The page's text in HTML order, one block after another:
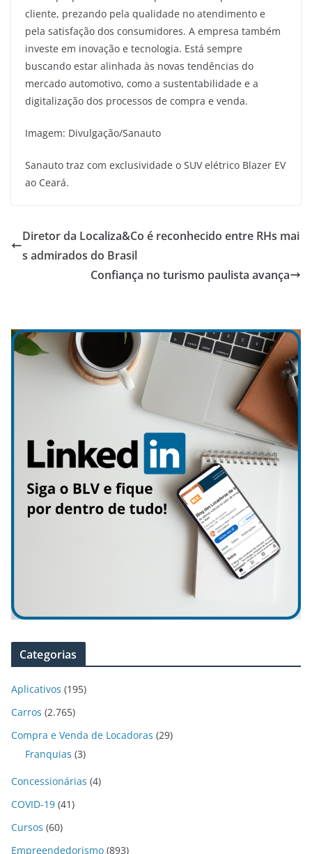
cliente, prezando pela qualidade no atendimento e
pela satisfação dos consumidores. A empresa também
investe em inovação e tecnologia. Está sempre
buscando estar alinhada às novas tendências do
mercado automotivo, como a sustentabilidade e a
digitalização dos processos de compra e venda.
Imagem: Divulgação/Sanauto
Sanauto traz com exclusividade o SUV elétrico Blazer EV
ao Ceará.
Diretor da Localiza&Co é reconhecido entre RHs mai
s admirados do Brasil
Confiança no turismo paulista avança
Categorias
Aplicativos (195)
Carros (2.765)
Compra e Venda de Locadoras (29)
Franquias (3)
Concessionárias (4)
COVID-19 (41)
Cursos (60)
Empreendedorismo (893)